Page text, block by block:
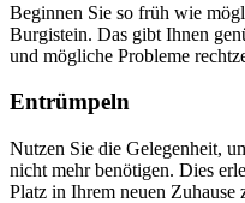
Beginnen Sie so früh wie
Burgistein. Das gibt Ihnen
und mögliche Probleme
Entrümpeln
Nutzen Sie die Gelegenheit,
nicht mehr benötigen. Dies
Platz in Ihrem neuen Zuhause